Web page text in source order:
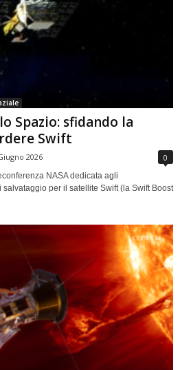
Spazio: sfidando la
Swift
2026 0
NASA dedicata agli
per il satellite Swift (la Swift Boost